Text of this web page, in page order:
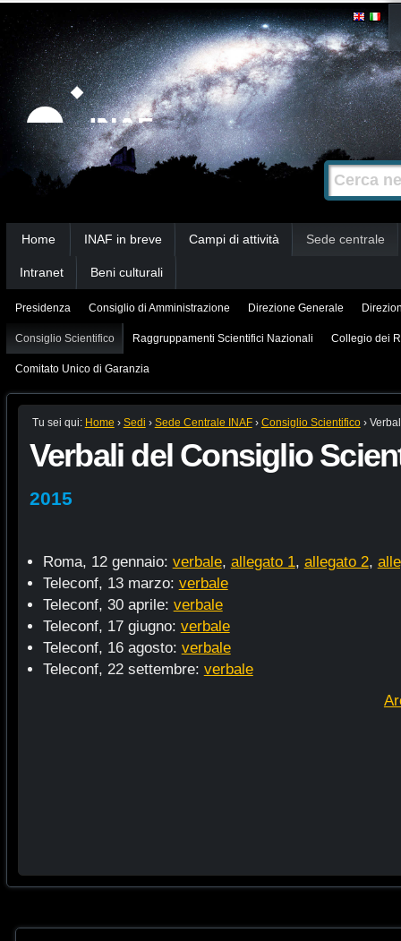
Strumenti
personali
Salta
contenuti.
|
Salta
alla
navigazione
Cerca nel
Ricerca
avanzata…
Home INAF in breve Campi di attività Sede centrale
Intranet Beni culturali
Presidenza Consiglio di Amministrazione Direzione Generale
Consiglio Scientifico Raggruppamenti Scientifici Nazionali Collegio dei
Comitato Unico di Garanzia
Tu sei qui: Home › Sedi › Sede Centrale INAF › Consiglio Scientifico ›
Verbali del Consiglio
2015
Roma, 12 gennaio: verbale, allegato 1, allegato 2,
Teleconf, 13 marzo: verbale
Teleconf, 30 aprile: verbale
Teleconf, 17 giugno: verbale
Teleconf, 16 agosto: verbale
Teleconf, 22 settembre: verbale